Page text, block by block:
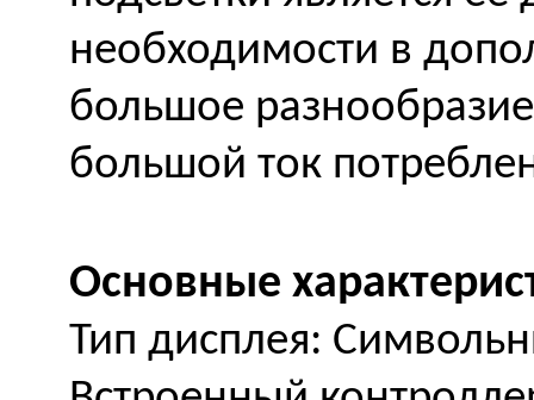
необходимости в
большое
большой ток
Основные
Тип дисплея: